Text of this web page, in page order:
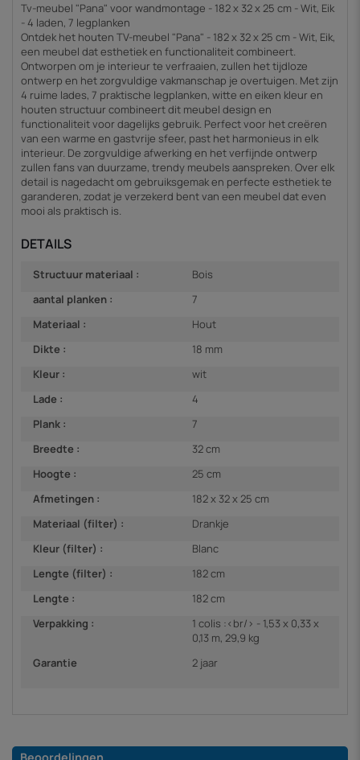
Tv-meubel "Pana" voor wandmontage - 182 x 32 x 25 cm - Wit, Eik
- 4 laden, 7 legplanken
Ontdek het houten TV-meubel "Pana" - 182 x 32 x 25 cm - Wit, Eik,
een meubel dat esthetiek en functionaliteit combineert.
Ontworpen om je interieur te verfraaien, zullen het tijdloze
ontwerp en het zorgvuldige vakmanschap je overtuigen. Met zijn
4 ruime lades, 7 praktische legplanken, witte en eiken kleur en
houten structuur combineert dit meubel design en
functionaliteit voor dagelijks gebruik. Perfect voor het creëren
van een warme en gastvrije sfeer, past het harmonieus in elk
interieur. De zorgvuldige afwerking en het verfijnde ontwerp
zullen fans van duurzame, trendy meubels aanspreken. Over elk
detail is nagedacht om gebruiksgemak en perfecte esthetiek te
garanderen, zodat je verzekerd bent van een meubel dat even
mooi als praktisch is.
DETAILS
Structuur materiaal :
Bois
aantal planken :
7
Materiaal :
Hout
Dikte :
18 mm
Kleur :
wit
Lade :
4
Plank :
7
Breedte :
32 cm
Hoogte :
25 cm
Afmetingen :
182 x 32 x 25 cm
Materiaal (filter) :
Drankje
Kleur (filter) :
Blanc
Lengte (filter) :
182 cm
Lengte :
182 cm
Verpakking :
1 colis :<br/> - 1,53 x 0,33 x
0,13 m, 29,9 kg
Garantie
2 jaar